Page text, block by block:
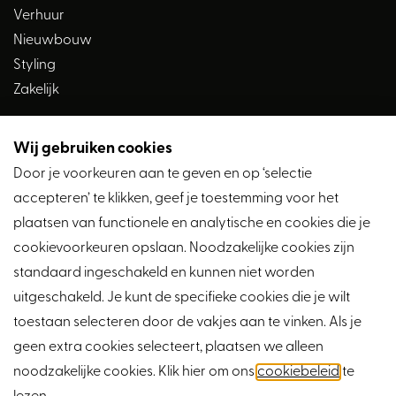
inzage in alle gedane biedingen.
In het biedlogboek is het gedane bod inzichtelijk met
daarbij aangegeven of dit bod met of zonder voorbehoud
financiering en-/of bouwkundige keuring is.
Verhuur
Nieuwbouw
Styling
Zakelijk
Volg ons
Wij gebruiken cookies
Door je voorkeuren aan te geven en op ‘selectie
accepteren’ te klikken, geef je toestemming voor het
plaatsen van functionele en analytische en cookies die je
cookievoorkeuren opslaan. Noodzakelijke cookies zijn
standaard ingeschakeld en kunnen niet worden
uitgeschakeld. Je kunt de specifieke cookies die je wilt
toestaan selecteren door de vakjes aan te vinken. Als je
geen extra cookies selecteert, plaatsen we alleen
noodzakelijke cookies. Klik hier om ons cookiebeleid te